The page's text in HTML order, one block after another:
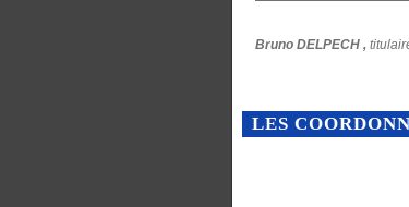
Bruno DELPECH ,
LES